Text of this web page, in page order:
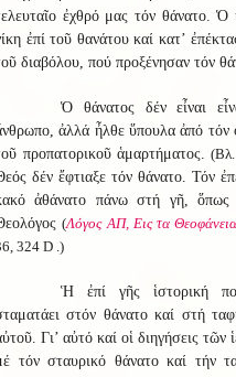
ἐχθρό μας τόν θάνατο. Ὁ
ἐπί τοῦ θανάτου καί κατ’
διαβόλου, πού προξένησαν τόν
Ὁ θάνατος δέν εἶναι
ἀλλά ἦλθε ὕπουλα ἀπό τόν
προπατορικοῦ ἁμαρτήματος.
δέν ἔφτιαξε τόν θάνατο. Τόν
ἀθάνατο πάνω στή γῆ, ὅπως
(Λόγος ΑΠ, Εις τα
324 D .)
Ἡ ἐπί γῆς ἱστορική
στόν θάνατο καί στή
Γι’ αὐτό καί οἱ διηγήσεις
τόν σταυρικό θάνατο καί τήν